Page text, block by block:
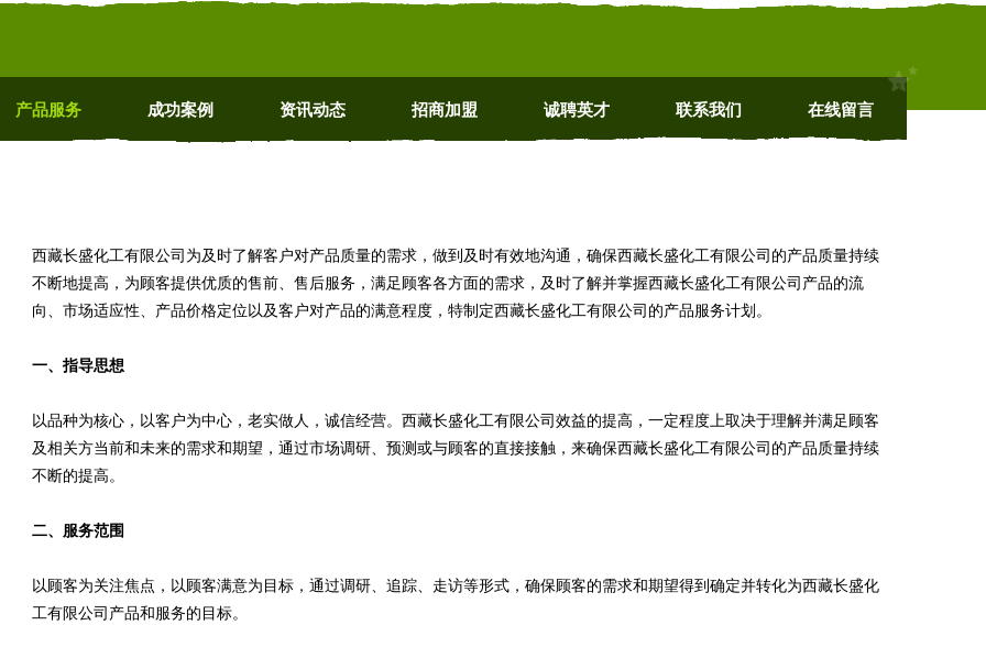
产品服务 成功案例 资讯动态 招商加盟 诚聘英才 联系我们 在线留言
西藏长盛化工有限公司为及时了解客户对产品质量的需求，做到及时有效地沟通，确保西藏长盛化工有限公司的产品质量持续
不断地提高，为顾客提供优质的售前、售后服务，满足顾客各方面的需求，及时了解并掌握西藏长盛化工有限公司产品的流
向、市场适应性、产品价格定位以及客户对产品的满意程度，特制定西藏长盛化工有限公司的产品服务计划。
一、指导思想
以品种为核心，以客户为中心，老实做人，诚信经营。西藏长盛化工有限公司效益的提高，一定程度上取决于理解并满足顾客
及相关方当前和未来的需求和期望，通过市场调研、预测或与顾客的直接接触，来确保西藏长盛化工有限公司的产品质量持续
不断的提高。
二、服务范围
以顾客为关注焦点，以顾客满意为目标，通过调研、追踪、走访等形式，确保顾客的需求和期望得到确定并转化为西藏长盛化
工有限公司产品和服务的目标。